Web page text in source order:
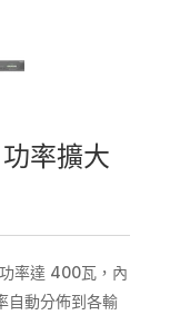
功率擴大
率達 400瓦，內
自動分佈到各輸